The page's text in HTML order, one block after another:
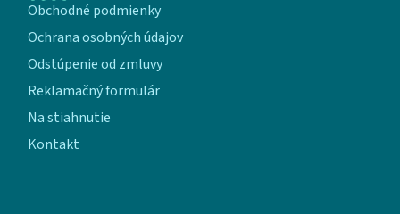
Obchodné podmienky
Ochrana osobných údajov
Odstúpenie od zmluvy
Reklamačný formulár
Na stiahnutie
Kontakt